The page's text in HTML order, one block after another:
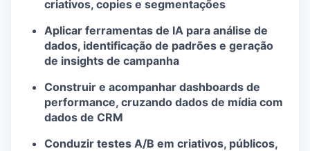
criativos, copies e segmentações
Aplicar ferramentas de IA para análise de
dados, identificação de padrões e geração
de insights de campanha
Construir e acompanhar dashboards de
performance, cruzando dados de mídia com
dados de CRM
Conduzir testes A/B em criativos, públicos,